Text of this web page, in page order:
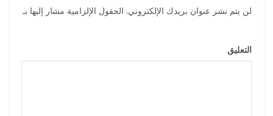
لن يتم نشر عنوان بريدك الإلكتروني. الحقول الإلزامية مشار إليها بـ
التعليق